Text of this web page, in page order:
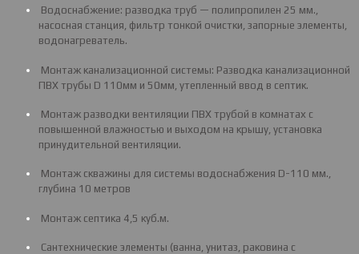
Водоснабжение: разводка труб — полипропилен 25 мм.,
насосная станция, фильтр тонкой очистки, запорные элементы,
водонагреватель.
Монтаж канализационной системы: Разводка канализационной
ПВХ трубы D 110мм и 50мм, утепленный ввод в септик.
Монтаж разводки вентиляции ПВХ трубой в комнатах с
повышенной влажностью и выходом на крышу, установка
принудительной вентиляции.
Монтаж скважины для системы водоснабжения D-110 мм.,
глубина 10 метров
Монтаж септика 4,5 куб.м.
Сантехнические элементы (ванна, унитаз, раковина с